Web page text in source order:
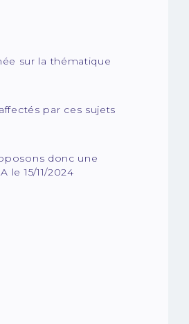
sur la thématique
par ces sujets
donc une
15/11/2024